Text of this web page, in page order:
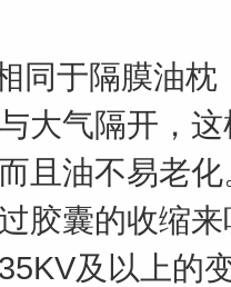
同于隔膜油
大气隔开，
且油不易老
胶囊的收缩
及以上的